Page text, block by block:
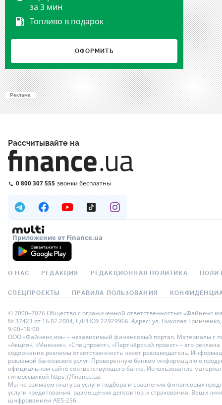
за 3 мин
Топливо в подарок
ОФОРМИТЬ
Реклама
Рассчитывайте на
0 800 307 555 звонки бесплатны
Приложение от Finance.ua
О НАС РЕДАКЦИЯ РЕДАКЦИОННАЯ ПОЛИТИКА
СПЕЦПРОЕКТЫ ПРАВИЛА ПОЛЬЗОВАНИЯ
© 2000–2026 Общество с ограниченной ответственностью
№ 37423 от 16.02.2004, ЕДРПОУ 22929966. Адрес: ул. Николая
9:00–18:00.
ООО «Файненс.юа» – независимый финансовый портал. Материалы с
«Акция», «Мнение», «Спецпроект», «Партнёрский проект» – это
содержание рекламы ответственность несёт рекламодатель.
рекламой банковских услуг. Проверенную банком информацию о
официальном сайте соответствующего банка. Использование
гиперссылкой https://finance.ua.
Мы не взимаем плату за услуги подбора и сравнения финансовых
услуги кредитования, размещения депозитов и страхования. Ваши
шифрованием AES-256.